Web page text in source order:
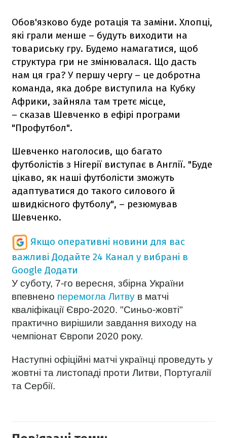
Обов'язково буде ротація та заміни. Хлопці,
які грали менше – будуть виходити на
товариську гру. Будемо намагатися, щоб
структура гри не змінювалася. Що дасть
нам ця гра? У першу чергу – це добротна
команда, яка добре виступила на Кубку
Африки, зайняла там третє місце,
– сказав Шевченко в ефірі програми
"Профутбол".
Шевченко наголосив, що багато
футболістів з Нігерії виступає в Англії. "Буде
цікаво, як наші футболісти зможуть
адаптуватися до такого силового й
швидкісного футболу", – резюмував
Шевченко.
Якщо оперативні новини для вас
важливі Додайте 24 Канал у вибрані в
Google Додати
У суботу, 7-го вересня, збірна України
впевнено перемогла Литву в матчі
кваліфікації Євро-2020. "Синьо-жовті"
практично вирішили завдання виходу на
чемпіонат Європи 2020 року.
Наступні офіційні матчі українці проведуть у
жовтні та листопаді проти Литви, Португалії
та Сербії.